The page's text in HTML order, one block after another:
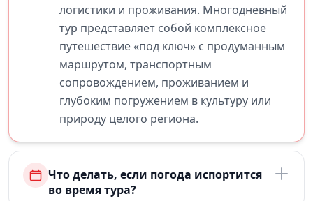
логистики и проживания. Многодневный
тур представляет собой комплексное
путешествие «под ключ» с продуманным
маршрутом, транспортным
сопровождением, проживанием и
глубоким погружением в культуру или
природу целого региона.
Что делать, если погода испортится
во время тура?